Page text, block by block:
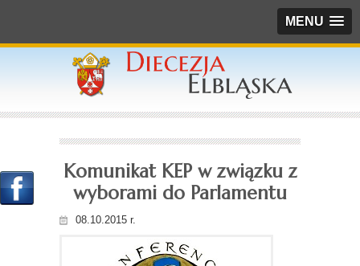
MENU
Komunikat KEP w związku z
wyborami do Parlamentu
08.10.2015 r.